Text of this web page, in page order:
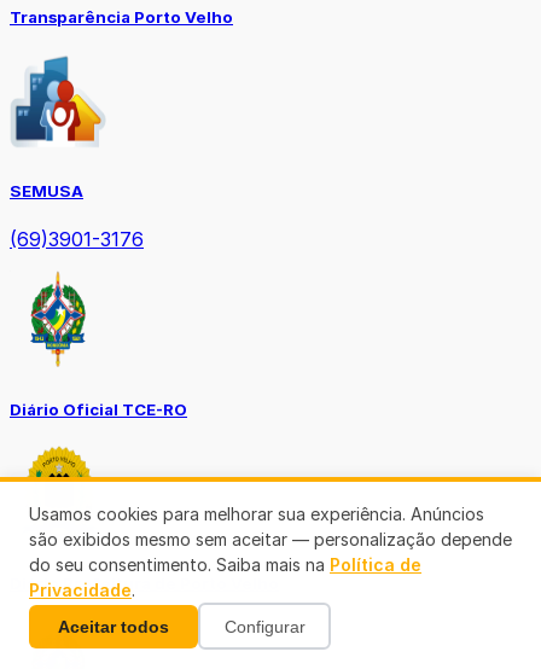
Transparência Porto Velho
SEMUSA
(69)3901-3176
Diário Oficial TCE-RO
Diário Prefeitura de Porto Velho
Usamos cookies para melhorar sua experiência. Anúncios
são exibidos mesmo sem aceitar — personalização depende
do seu consentimento. Saiba mais na Política de
Privacidade.
Aceitar todos Configurar